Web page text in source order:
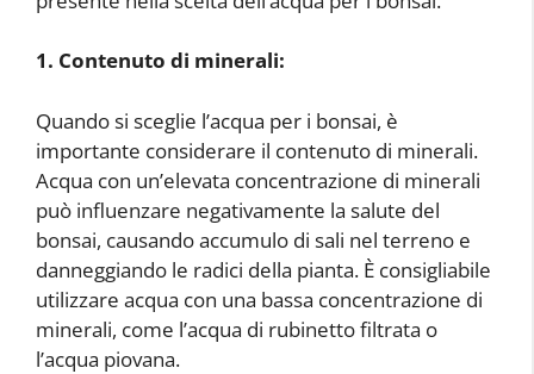
1. Contenuto di minerali:
Quando si sceglie l’acqua per i bonsai, è
importante considerare il contenuto di minerali.
Acqua con un’elevata concentrazione di minerali
può influenzare negativamente la salute del
bonsai, causando accumulo di sali nel terreno e
danneggiando le radici della pianta. È consigliabile
utilizzare acqua con una bassa concentrazione di
minerali, come l’acqua di rubinetto filtrata o
l’acqua piovana.